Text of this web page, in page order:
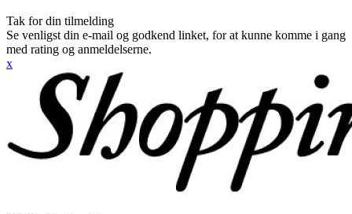
Tak for din tilmelding
Se venligst din e-mail og godkend linket, for at kunne komme i gang
med rating og anmeldelserne.
x